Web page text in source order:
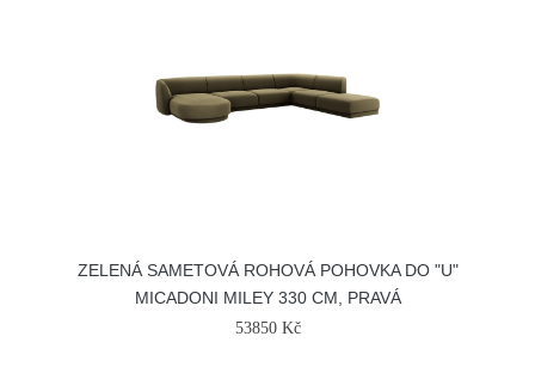
ZELENÁ SAMETOVÁ ROHOVÁ POHOVKA DO "U"
MICADONI MILEY 330 CM, PRAVÁ
53850 Kč